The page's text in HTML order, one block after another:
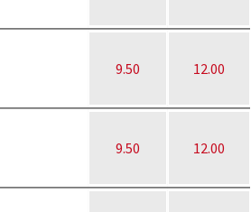
9.50 12.00
9.50 12.00